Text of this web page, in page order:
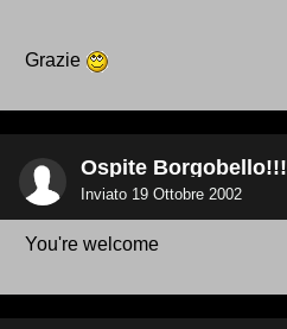
Grazie
Ospite Borgobello!!!
Inviato 19 Ottobre 2002
You're welcome